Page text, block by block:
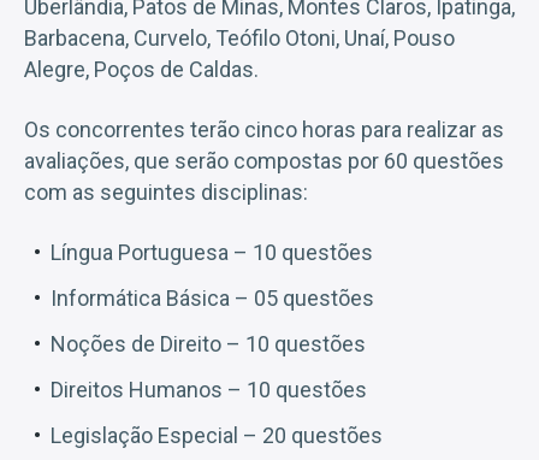
Uberlândia, Patos de Minas, Montes Claros, Ipatinga,
Barbacena, Curvelo, Teófilo Otoni, Unaí, Pouso
Alegre, Poços de Caldas.
Os concorrentes terão cinco horas para realizar as
avaliações, que serão compostas por 60 questões
com as seguintes disciplinas:
Língua Portuguesa – 10 questões
Informática Básica – 05 questões
Noções de Direito – 10 questões
Direitos Humanos – 10 questões
Legislação Especial – 20 questões